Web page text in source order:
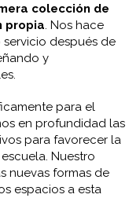
colección de
propia. Nos hace
después de
y
para el
en profundidad las
para favorecer la
Nuestro
nuevas formas de
espacios a esta